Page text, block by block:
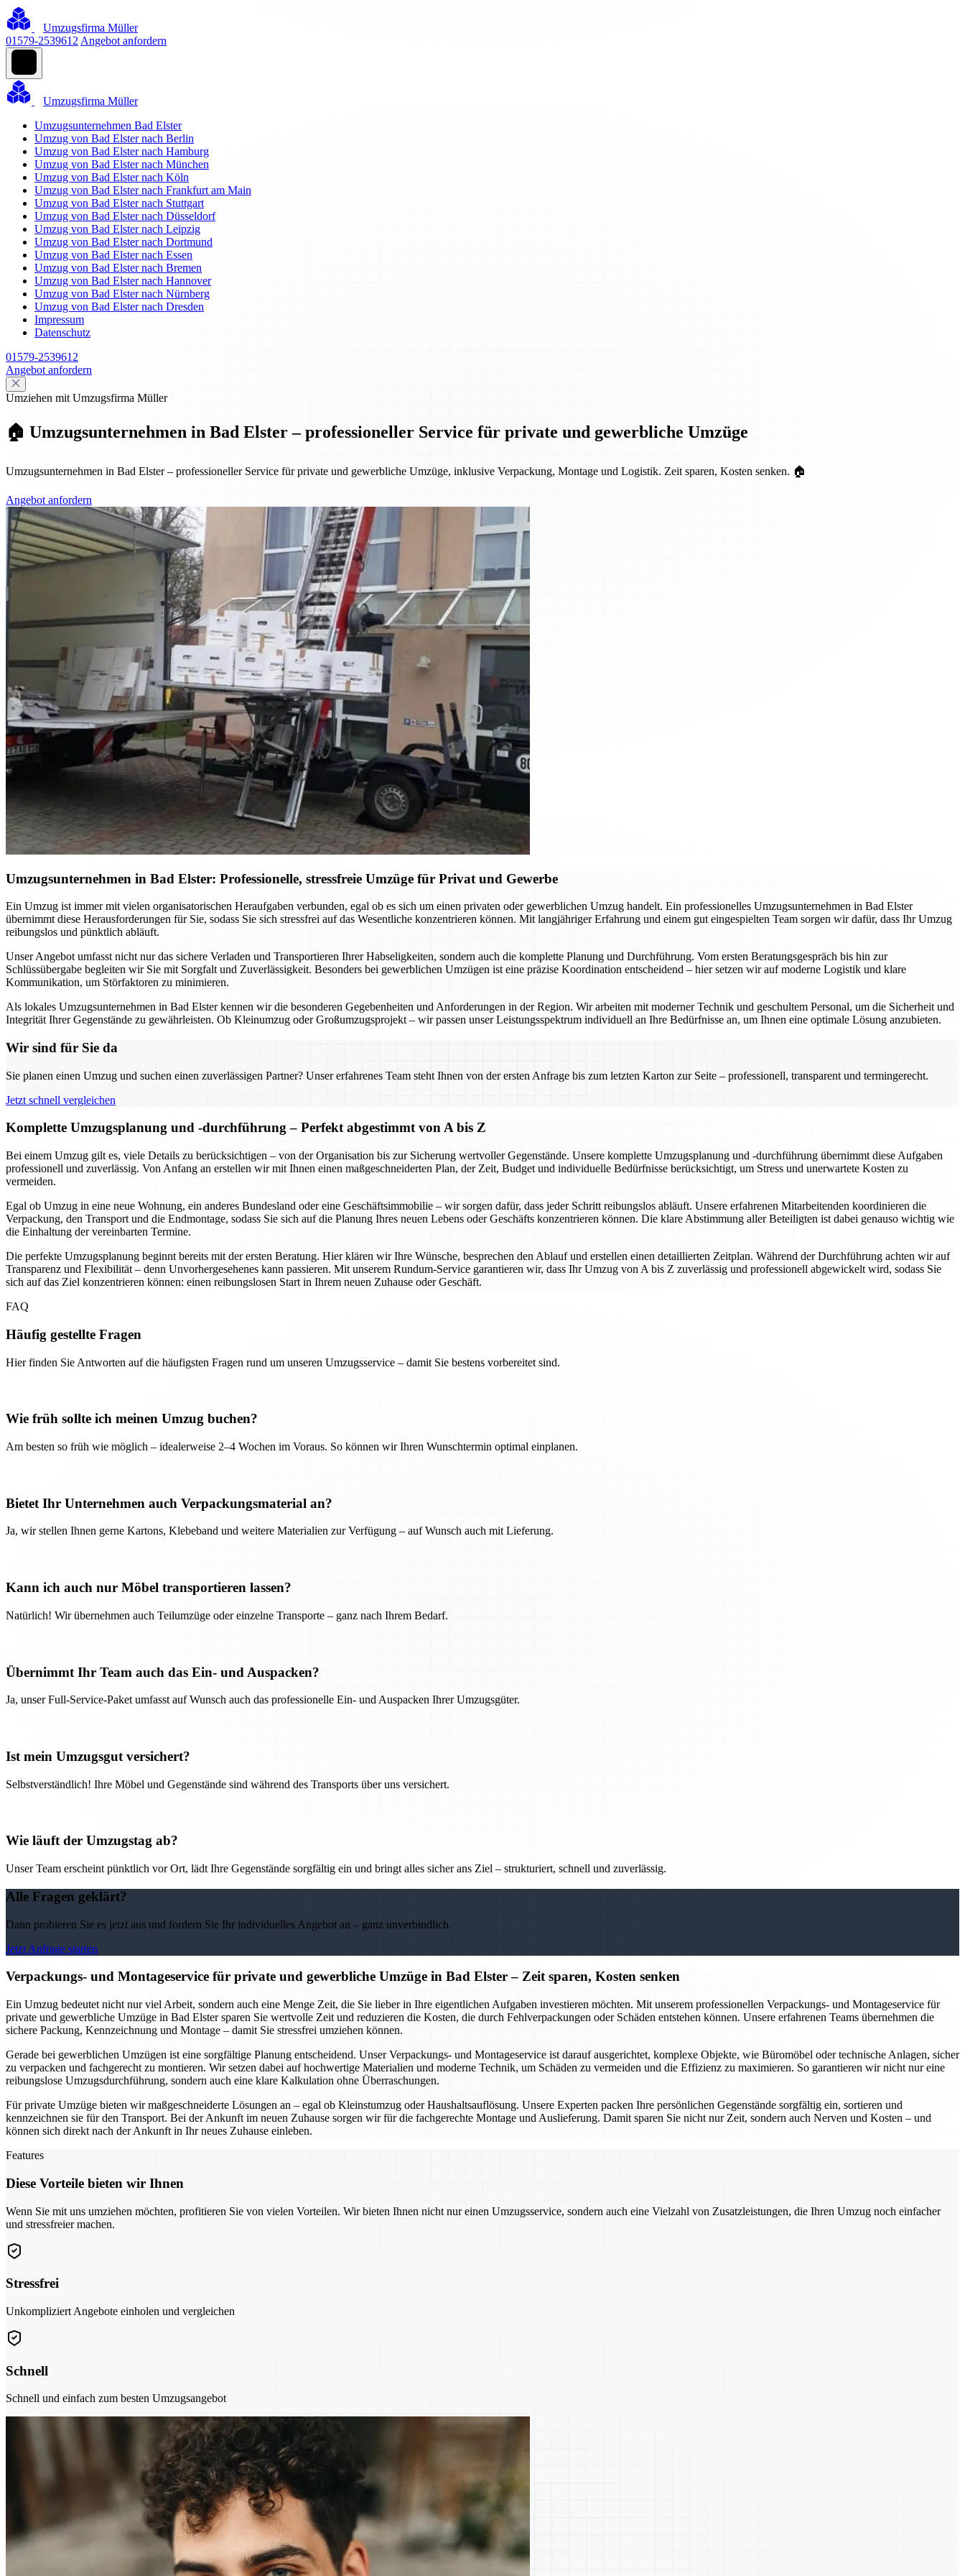
Umzugsfirma Müller
01579-2539612 Angebot anfordern
Umzugsfirma Müller
Umzugsunternehmen Bad Elster
Umzug von Bad Elster nach Berlin
Umzug von Bad Elster nach Hamburg
Umzug von Bad Elster nach München
Umzug von Bad Elster nach Köln
Umzug von Bad Elster nach Frankfurt am Main
Umzug von Bad Elster nach Stuttgart
Umzug von Bad Elster nach Düsseldorf
Umzug von Bad Elster nach Leipzig
Umzug von Bad Elster nach Dortmund
Umzug von Bad Elster nach Essen
Umzug von Bad Elster nach Bremen
Umzug von Bad Elster nach Hannover
Umzug von Bad Elster nach Nürnberg
Umzug von Bad Elster nach Dresden
Impressum
Datenschutz
01579-2539612
Angebot anfordern
Umziehen mit Umzugsfirma Müller
🏠 Umzugsunternehmen in Bad Elster – professioneller Service für private und gewerbliche Umzüge
Umzugsunternehmen in Bad Elster – professioneller Service für private und gewerbliche Umzüge, inklusive Verpackung, Montage und Logistik. Zeit sparen, Kosten senken. 🏠
Angebot anfordern
Umzugsunternehmen in Bad Elster: Professionelle, stressfreie Umzüge für Privat und Gewerbe
Ein Umzug ist immer mit vielen organisatorischen Heraufgaben verbunden, egal ob es sich um einen privaten oder gewerblichen Umzug handelt. Ein professionelles Umzugsunternehmen in Bad Elster
übernimmt diese Herausforderungen für Sie, sodass Sie sich stressfrei auf das Wesentliche konzentrieren können. Mit langjähriger Erfahrung und einem gut eingespielten Team sorgen wir dafür, dass Ihr Umzug
reibungslos und pünktlich abläuft.
Unser Angebot umfasst nicht nur das sichere Verladen und Transportieren Ihrer Habseligkeiten, sondern auch die komplette Planung und Durchführung. Vom ersten Beratungsgespräch bis hin zur
Schlüssübergabe begleiten wir Sie mit Sorgfalt und Zuverlässigkeit. Besonders bei gewerblichen Umzügen ist eine präzise Koordination entscheidend – hier setzen wir auf moderne Logistik und klare
Kommunikation, um Störfaktoren zu minimieren.
Als lokales Umzugsunternehmen in Bad Elster kennen wir die besonderen Gegebenheiten und Anforderungen in der Region. Wir arbeiten mit moderner Technik und geschultem Personal, um die Sicherheit und
Integrität Ihrer Gegenstände zu gewährleisten. Ob Kleinumzug oder Großumzugsprojekt – wir passen unser Leistungsspektrum individuell an Ihre Bedürfnisse an, um Ihnen eine optimale Lösung anzubieten.
Wir sind für Sie da
Sie planen einen Umzug und suchen einen zuverlässigen Partner? Unser erfahrenes Team steht Ihnen von der ersten Anfrage bis zum letzten Karton zur Seite – professionell, transparent und termingerecht.
Jetzt schnell vergleichen
Komplette Umzugsplanung und -durchführung – Perfekt abgestimmt von A bis Z
Bei einem Umzug gilt es, viele Details zu berücksichtigen – von der Organisation bis zur Sicherung wertvoller Gegenstände. Unsere komplette Umzugsplanung und -durchführung übernimmt diese Aufgaben
professionell und zuverlässig. Von Anfang an erstellen wir mit Ihnen einen maßgeschneiderten Plan, der Zeit, Budget und individuelle Bedürfnisse berücksichtigt, um Stress und unerwartete Kosten zu
vermeiden.
Egal ob Umzug in eine neue Wohnung, ein anderes Bundesland oder eine Geschäftsimmobilie – wir sorgen dafür, dass jeder Schritt reibungslos abläuft. Unsere erfahrenen Mitarbeitenden koordinieren die
Verpackung, den Transport und die Endmontage, sodass Sie sich auf die Planung Ihres neuen Lebens oder Geschäfts konzentrieren können. Die klare Abstimmung aller Beteiligten ist dabei genauso wichtig wie
die Einhaltung der vereinbarten Termine.
Die perfekte Umzugsplanung beginnt bereits mit der ersten Beratung. Hier klären wir Ihre Wünsche, besprechen den Ablauf und erstellen einen detaillierten Zeitplan. Während der Durchführung achten wir auf
Transparenz und Flexibilität – denn Unvorhergesehenes kann passieren. Mit unserem Rundum-Service garantieren wir, dass Ihr Umzug von A bis Z zuverlässig und professionell abgewickelt wird, sodass Sie
sich auf das Ziel konzentrieren können: einen reibungslosen Start in Ihrem neuen Zuhause oder Geschäft.
FAQ
Häufig gestellte Fragen
Hier finden Sie Antworten auf die häufigsten Fragen rund um unseren Umzugsservice – damit Sie bestens vorbereitet sind.
Wie früh sollte ich meinen Umzug buchen?
Am besten so früh wie möglich – idealerweise 2–4 Wochen im Voraus. So können wir Ihren Wunschtermin optimal einplanen.
Bietet Ihr Unternehmen auch Verpackungsmaterial an?
Ja, wir stellen Ihnen gerne Kartons, Klebeband und weitere Materialien zur Verfügung – auf Wunsch auch mit Lieferung.
Kann ich auch nur Möbel transportieren lassen?
Natürlich! Wir übernehmen auch Teilumzüge oder einzelne Transporte – ganz nach Ihrem Bedarf.
Übernimmt Ihr Team auch das Ein- und Auspacken?
Ja, unser Full-Service-Paket umfasst auf Wunsch auch das professionelle Ein- und Auspacken Ihrer Umzugsgüter.
Ist mein Umzugsgut versichert?
Selbstverständlich! Ihre Möbel und Gegenstände sind während des Transports über uns versichert.
Wie läuft der Umzugstag ab?
Unser Team erscheint pünktlich vor Ort, lädt Ihre Gegenstände sorgfältig ein und bringt alles sicher ans Ziel – strukturiert, schnell und zuverlässig.
Alle Fragen geklärt?
Dann probieren Sie es jetzt aus und fordern Sie Ihr individuelles Angebot an – ganz unverbindlich.
Jetzt Anfrage starten
Verpackungs- und Montageservice für private und gewerbliche Umzüge in Bad Elster – Zeit sparen, Kosten senken
Ein Umzug bedeutet nicht nur viel Arbeit, sondern auch eine Menge Zeit, die Sie lieber in Ihre eigentlichen Aufgaben investieren möchten. Mit unserem professionellen Verpackungs- und Montageservice für
private und gewerbliche Umzüge in Bad Elster sparen Sie wertvolle Zeit und reduzieren die Kosten, die durch Fehlverpackungen oder Schäden entstehen können. Unsere erfahrenen Teams übernehmen die
sichere Packung, Kennzeichnung und Montage – damit Sie stressfrei umziehen können.
Gerade bei gewerblichen Umzügen ist eine sorgfältige Planung entscheidend. Unser Verpackungs- und Montageservice ist darauf ausgerichtet, komplexe Objekte, wie Büromöbel oder technische Anlagen, sicher
zu verpacken und fachgerecht zu montieren. Wir setzen dabei auf hochwertige Materialien und moderne Technik, um Schäden zu vermeiden und die Effizienz zu maximieren. So garantieren wir nicht nur eine
reibungslose Umzugsdurchführung, sondern auch eine klare Kalkulation ohne Überraschungen.
Für private Umzüge bieten wir maßgeschneiderte Lösungen an – egal ob Kleinstumzug oder Haushaltsauflösung. Unsere Experten packen Ihre persönlichen Gegenstände sorgfältig ein, sortieren und
kennzeichnen sie für den Transport. Bei der Ankunft im neuen Zuhause sorgen wir für die fachgerechte Montage und Auslieferung. Damit sparen Sie nicht nur Zeit, sondern auch Nerven und Kosten – und
können sich direkt nach der Ankunft in Ihr neues Zuhause einleben.
Features
Diese Vorteile bieten wir Ihnen
Wenn Sie mit uns umziehen möchten, profitieren Sie von vielen Vorteilen. Wir bieten Ihnen nicht nur einen Umzugsservice, sondern auch eine Vielzahl von Zusatzleistungen, die Ihren Umzug noch einfacher
und stressfreier machen.
Stressfrei
Unkompliziert Angebote einholen und vergleichen
Schnell
Schnell und einfach zum besten Umzugsangebot